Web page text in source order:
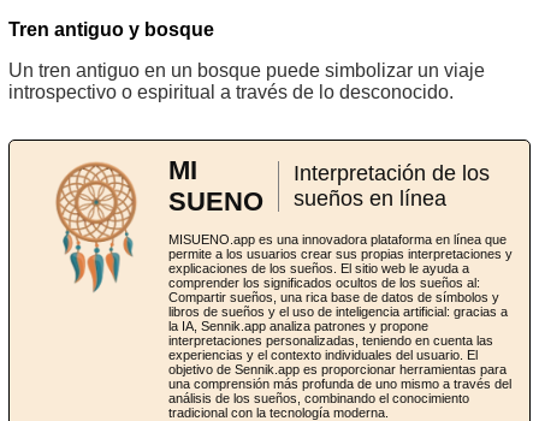
Tren antiguo y bosque
Un tren antiguo en un bosque puede simbolizar un viaje
introspectivo o espiritual a través de lo desconocido.
MI
SUENO
Interpretación de los
sueños en línea
MISUENO.app es una innovadora plataforma en línea que
permite a los usuarios crear sus propias interpretaciones y
explicaciones de los sueños. El sitio web le ayuda a
comprender los significados ocultos de los sueños al:
Compartir sueños, una rica base de datos de símbolos y
libros de sueños y el uso de inteligencia artificial: gracias a
la IA, Sennik.app analiza patrones y propone
interpretaciones personalizadas, teniendo en cuenta las
experiencias y el contexto individuales del usuario. El
objetivo de Sennik.app es proporcionar herramientas para
una comprensión más profunda de uno mismo a través del
análisis de los sueños, combinando el conocimiento
tradicional con la tecnología moderna.